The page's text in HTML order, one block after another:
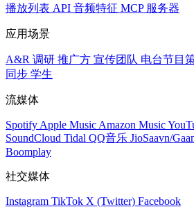
播放列表 API 音频特征 MCP 服务器
应用场景
A&R 调研 推广方 宣传团队 电台节目
同步 学生
流媒体
Spotify Apple Music Amazon Music
SoundCloud Tidal QQ音乐 JioSaavn/
Boomplay
社交媒体
Instagram TikTok X (Twitter) Facebook